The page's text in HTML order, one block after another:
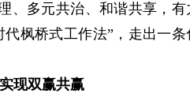
、多元共治、和谐共享，
枫桥式工作法”，走出一
实现双赢共赢